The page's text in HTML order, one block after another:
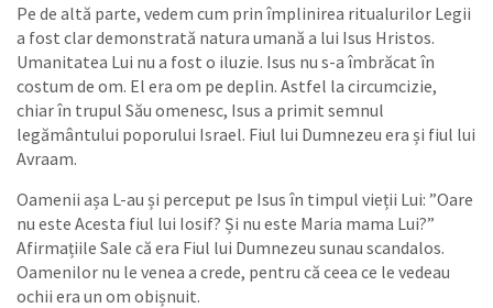
Pe de altă parte, vedem cum prin împlinirea ritualurilor Legii
a fost clar demonstrată natura umană a lui Isus Hristos.
Umanitatea Lui nu a fost o iluzie. Isus nu s-a îmbrăcat în
costum de om. El era om pe deplin. Astfel la circumcizie,
chiar în trupul Său omenesc, Isus a primit semnul
legământului poporului Israel. Fiul lui Dumnezeu era și fiul lui
Avraam.
Oamenii așa L-au și perceput pe Isus în timpul vieții Lui: ”Oare
nu este Acesta fiul lui Iosif? Și nu este Maria mama Lui?”
Afirmațiile Sale că era Fiul lui Dumnezeu sunau scandalos.
Oamenilor nu le venea a crede, pentru că ceea ce le vedeau
ochii era un om obișnuit.